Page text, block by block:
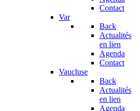
Contact
Var
Back
Actualités
en lien
Agenda
Contact
Vaucluse
Back
Actualités
en lien
Agenda